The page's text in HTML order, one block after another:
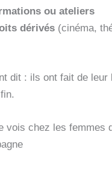
ou ateliers
dérivés (cinéma,
dit : ils ont fait de leur
vois chez les femmes